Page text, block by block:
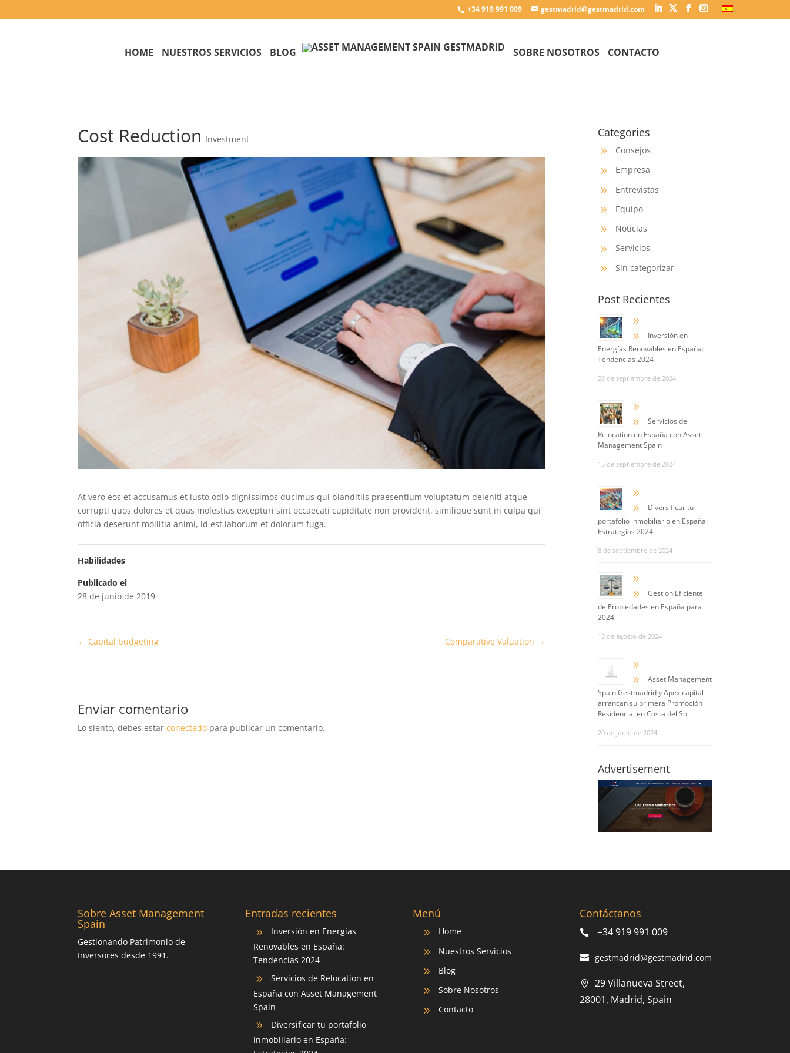
+34 919 991 009 gestmadrid@gestmadrid.com
HOME NUESTROS SERVICIOS BLOG SOBRE NOSOTROS CONTACTO
Cost Reduction Investment
At vero eos et accusamus et iusto odio dignissimos ducimus qui blanditiis praesentium voluptatum deleniti atque
corrupti quos dolores et quas molestias excepturi sint occaecati cupiditate non provident, similique sunt in culpa qui
officia deserunt mollitia animi, id est laborum et dolorum fuga.
Habilidades
Publicado el
28 de junio de 2019
← Capital budgeting Comparative Valuation →
Enviar comentario
Lo siento, debes estar conectado para publicar un comentario.
Categories
9 Consejos
9 Empresa
9 Entrevistas
9 Equipo
9 Noticias
9 Servicios
9 Sin categorizar
Post Recientes
9
9
Inversión en
Energías Renovables en España:
Tendencias 2024
28 de septiembre de 2024
9
9
Servicios de
Relocation en España con Asset
Management Spain
15 de septiembre de 2024
9
9
Diversificar tu
portafolio inmobiliario en España:
Estrategias 2024
8 de septiembre de 2024
9
9
Gestion Eficiente
de Propiedades en España para
2024
15 de agosto de 2024
9
9
Asset Management
Spain Gestmadrid y Apex capital
arrancan su primera Promoción
Residencial en Costa del Sol
20 de junio de 2024
Advertisement
Sobre Asset Management
Spain
Gestionando Patrimonio de
Inversores desde 1991.
Entradas recientes
9
Inversión en Energías
Renovables en España:
Tendencias 2024
9
Servicios de Relocation en
España con Asset Management
Spain
9
Diversificar tu portafolio
inmobiliario en España:
Menú
9 Home
9 Nuestros Servicios
9 Blog
9 Sobre Nosotros
9 Contacto
Contáctanos
+34 919 991 009
gestmadrid@gestmadrid.com
29 Villanueva Street,
28001, Madrid, Spain